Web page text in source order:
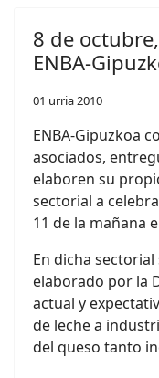
8 de
ENBA-
01 urria 2010
ENBA-Gipuzkoa
asociados,
elaboren su
sectorial a
11 de la mañana
En dicha
elaborado por la
actual y
de leche a
del queso tanto